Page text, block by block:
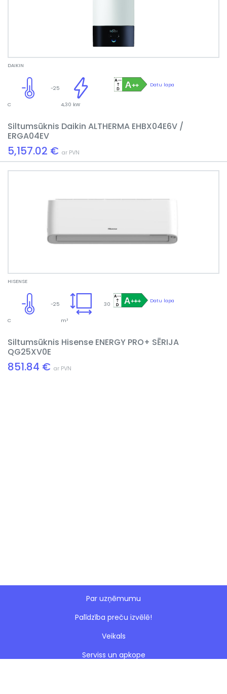
DAIKIN
Datu lapa
4,30 kW
-25
C
Siltumsūknis Daikin ALTHERMA EHBX04E6V /
ERGA04EV
5,157.02 € ar PVN
HISENSE
Datu lapa
30
m²
-25
C
Siltumsūknis Hisense ENERGY PRO+ SĒRIJA
QG25XV0E
851.84 € ar PVN
Par uzņēmumu
Palīdzība preču izvēlē!
Veikals
Serviss un apkope